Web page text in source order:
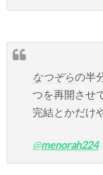
なつぞらの半
つを再開させ
完結とかだけ
@menorah224